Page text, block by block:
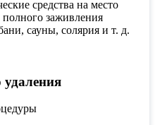
средства на место
заживления
сауны, солярия и т. д.